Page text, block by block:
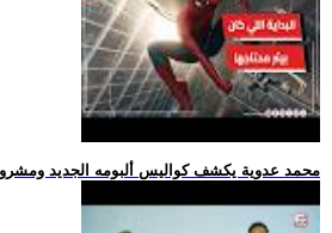
.. محمد عدوية يكشف كواليس ألبومه الجديد